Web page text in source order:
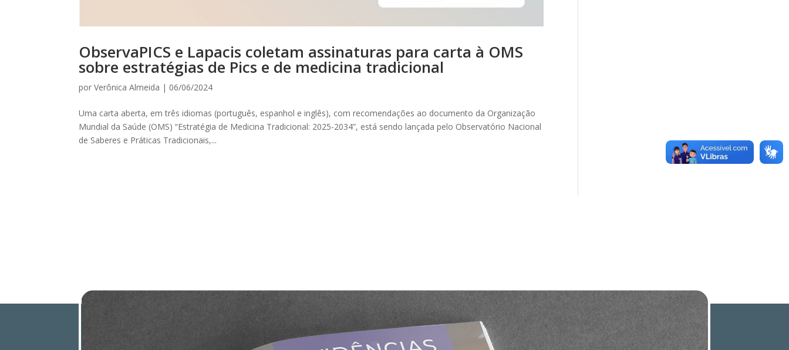
ObservaPICS e Lapacis coletam assinaturas para carta à OMS
sobre estratégias de Pics e de medicina tradicional
porVerônica Almeida | 06/06/2024
Uma carta aberta, em três idiomas (português, espanhol e inglês), com recomendações ao documento da Organização
Mundial da Saúde (OMS) “Estratégia de Medicina Tradicional: 2025-2034”, está sendo lançada pelo Observatório Nacional
de Saberes e Práticas Tradicionais,...